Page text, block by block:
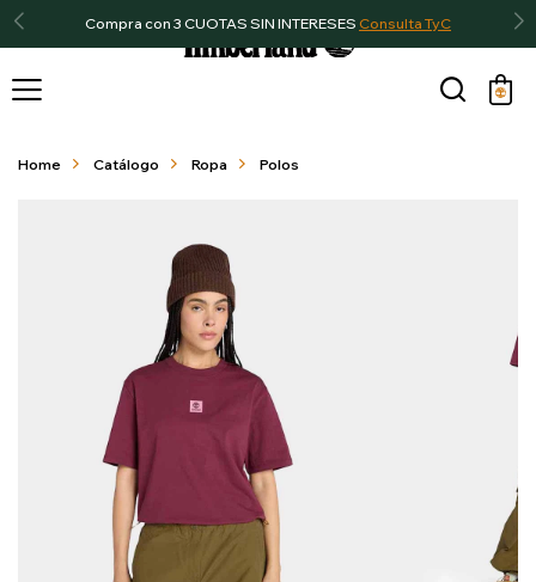
Compra con 3 CUOTAS SIN INTERESES Consulta TyC

Home Catálogo Ropa Polos